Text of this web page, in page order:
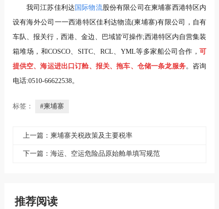
我司江苏佳利达国际物流股份有限公司在柬埔寨西港特区内
设有海外公司一一西港特区佳利达物流(柬埔寨)有限公司，自有
车队、报关行，西港、金边、巴域皆可操作;西港特区内自营集装
箱堆场，和COSCO、SITC、RCL、YML等多家船公司合作，可
提供空、海运进出口订舱、报关、拖车、仓储一条龙服务。咨询
电话:0510-66622538。
标签： #柬埔寨
上一篇：柬埔寨关税政策及主要税率
下一篇：海运、空运危险品原始舱单填写规范
推荐阅读